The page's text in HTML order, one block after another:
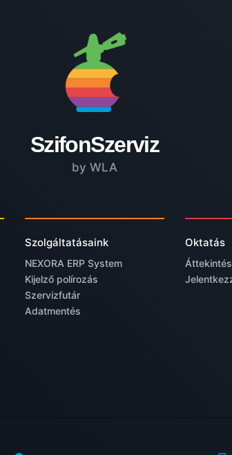
SzifonSzerviz
by WLA
Szolgáltatásaink
NEXORA ERP System
Kijelző polírozás
Szervizfutár
Adatmentés
Oktatás
Áttekintés